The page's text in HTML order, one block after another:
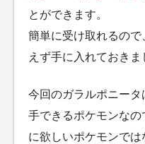
とができます。
簡単に受け取れるの
えず手に入れておきま
今回のガラルポニー
手できるポケモンな
に欲しいポケモンでは